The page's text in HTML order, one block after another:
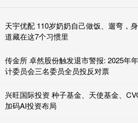
天宇优配 110岁奶奶自己做饭、遛弯，
道藏在这7个习惯里
传金所 卓然股份触发退市警报: 2025年
计委员会三名委员全员投反对票
兴旺国际投资 种子基金、天使基金、
加码AI投资布局